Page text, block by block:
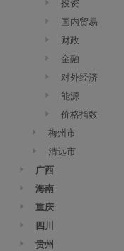
投资
国内贸易
财政
金融
对外经济
能源
价格指数
梅州市
清远市
广西
海南
重庆
四川
贵州